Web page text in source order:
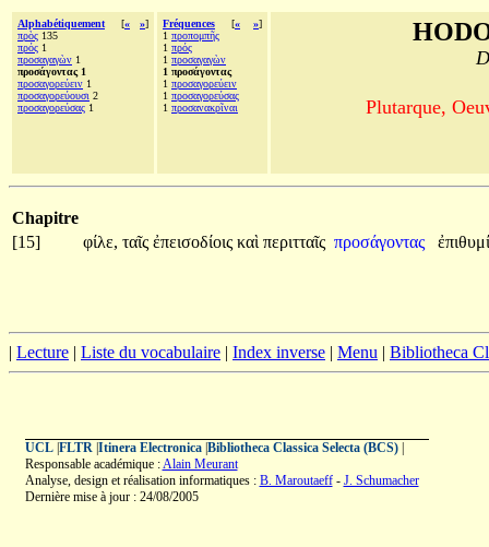
Alphabétiquement [« »]
πρὸς 135
πρός 1
προσαγαγὼν 1
προσάγοντας 1
προσαγορεύειν 1
προσαγορεύουσι 2
προσαγορεύσας 1
Fréquences [« »]
1 προπομπῆς
1 πρός
1 προσαγαγὼν
1 προσάγοντας
1 προσαγορεύειν
1 προσαγορεύσας
1 προσανακρῖναι Plutarque,
Chapitre
[15]
φίλε, ταῖς ἐπεισοδίοις καὶ περιτταῖς προσάγοντας
| Lecture | Liste du vocabulaire | Index inverse | Menu | Bibliotheca
UCL| FLTR| Itinera Electronica| Bibliotheca Classica Selecta (BCS)|
Responsable académique :Alain Meurant
Analyse, design et réalisation informatiques : B. Maroutaeff- J. Schumacher
Dernière mise à jour : 24/08/2005